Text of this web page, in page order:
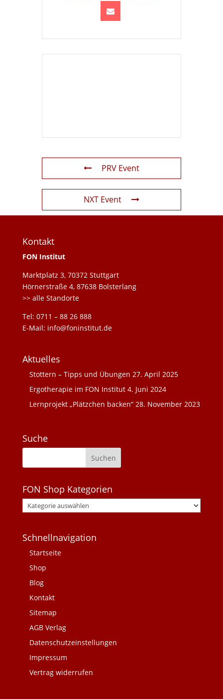
PRV Event
NXT Event
Kontakt
FON Institut
Marktplatz 3, 70372 Stuttgart
Hörnerstraße 4, 87638 Bolsterlang
>> alle Standorte
Tel: 0711 – 88 26 888
E-Mail: info@foninstitut.de
Aktuelles
Stottern – Tipps und Übungen 27. April 2025
Ergotherapie im FON Institut 4. Juni 2024
Lernprojekt „Plätzchen backen“ 28. November 2023
Suche
FON Shop Kategorien
Schnellnavigation
Startseite
Shop
Blog
Kontakt
Sitemap
AGB Verlag
Datenschutzeinstellungen
Impressum
Vertrag widerrufen